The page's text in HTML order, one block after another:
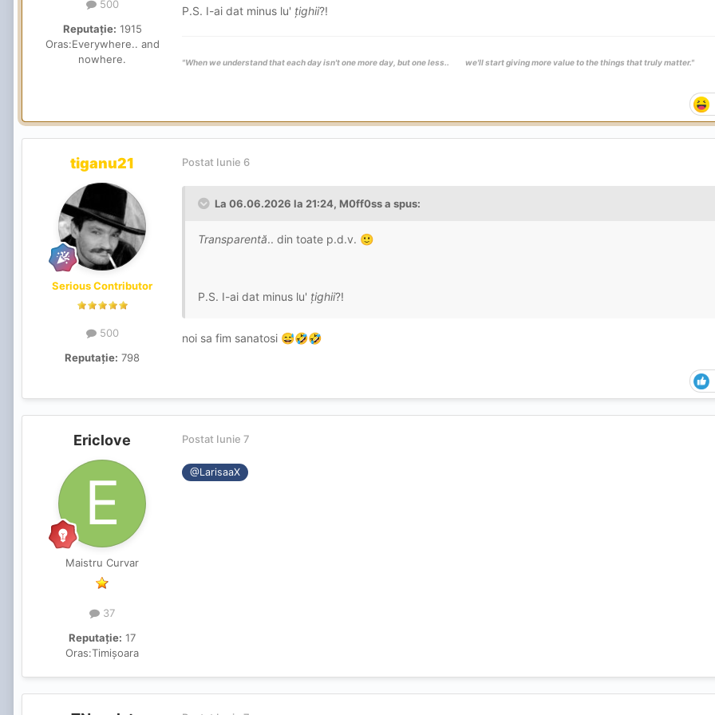
500
Reputație: 1915
Oras:Everywhere.. and
nowhere.
P.S. I-ai dat minus lu' țighii?!
"When we understand that each day isn't one more day, but one less.. we'll start giving more value to the things that truly matter."
tiganu21
Serious Contributor
500
Reputație: 798
Postat Iunie 6
La 06.06.2026 la 21:24, M0ff0ssa spus:
Transparentă.. din toate p.d.v. 🙂
P.S. I-ai dat minus lu' țighii?!
noi sa fim sanatosi 😅🤣🤣
Ericlove
Maistru Curvar
37
Reputație: 17
Oras:Timișoara
Postat Iunie 7
@LarisaaX